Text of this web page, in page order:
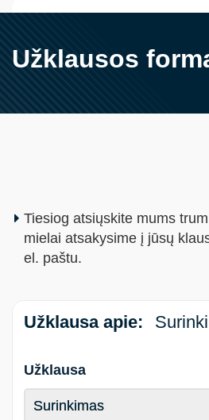
Užklausos
Tiesiog atsiųskite mums
mielai atsakysime į jūsų
el. paštu.
Užklausa apie:
Užklausa